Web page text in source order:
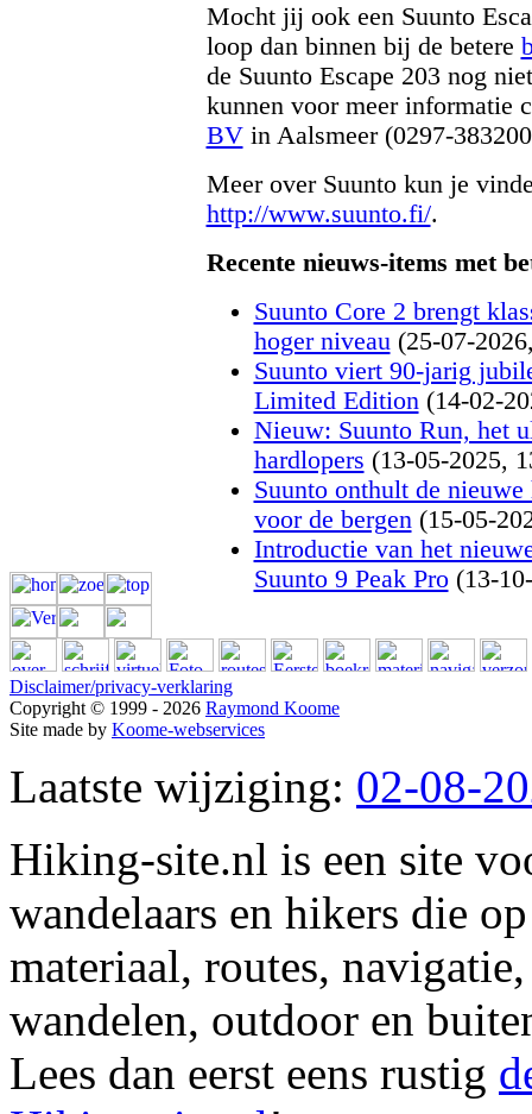
Mocht jij ook een Suunto
loop dan binnen bij de betere
de Suunto Escape 203 nog
kunnen voor meer informatie
BVin Aalsmeer (0297-
Meer over Suunto kun je
http://www.suunto.fi/.
Recente nieuws-items met
Suunto Core 2 brengt
hoger niveau (25-07-
Suunto viert 90-jarig
Limited Edition (14-02-
Nieuw: Suunto Run, het
hardlopers (13-05-2025,
Suunto onthult de
voor de bergen (15-05-
Introductie van het
Suunto 9 Peak Pro (13-
Disclaimer/privacy-verklaring
Copyright © 1999 - 2026 Raymond Koome
Site made by Koome-webservices
Laatste wijziging: 02-08-
Hiking-site.nl is een site
wandelaars en hikers die
materiaal, routes,
wandelen, outdoor en
Lees dan eerst eens rustig